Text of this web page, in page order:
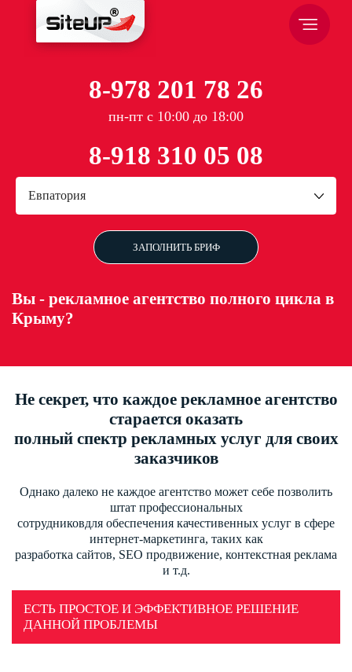
8-978 201 78 26
пн-пт с 10:00 до 18:00
8-918 310 05 08
Евпатория
ЗАПОЛНИТЬ БРИФ
Вы - рекламное агентство полного цикла в
Крыму?
Не секрет, что каждое рекламное агентство
старается оказать
полный спектр рекламных услуг для своих
заказчиков
Однако далеко не каждое агентство может себе позволить
штат профессиональных
сотрудниковдля обеспечения качестивенных услуг в сфере
интернет-маркетинга, таких как
разработка сайтов, SEO продвижение, контекстная реклама
и т.д.
ЕСТЬ ПРОСТОЕ И ЭФФЕКТИВНОЕ РЕШЕНИЕ
ДАННОЙ ПРОБЛЕМЫ